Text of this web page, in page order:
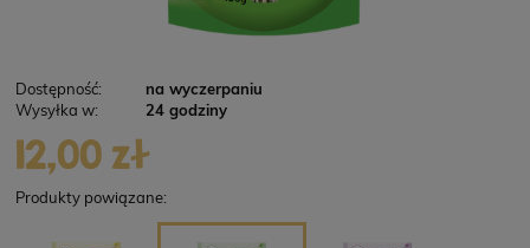
Dostępność:
na wyczerpaniu
Wysyłka w:
24 godziny
12,00 zł
Produkty powiązane: